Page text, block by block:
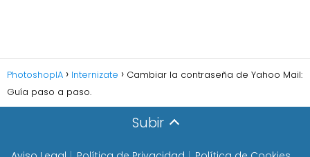
PhotoshopIA Internizate
Cambiar la contraseña de Yahoo Mail:
Guía paso a paso.
Subir